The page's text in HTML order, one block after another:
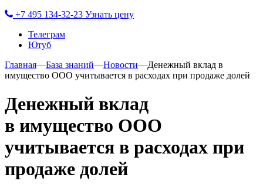
+7 495 134-32-23 Узнать цену
Телеграм
Ютуб
Главная—База знаний—Новости—Денежный вклад в
имущество ООО учитывается в расходах при продаже долей
Денежный вклад
в имущество ООО
учитывается в расходах при
продаже долей